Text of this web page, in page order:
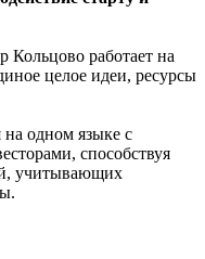
работает на
целое идеи, ресурсы
на одном языке с
способствуя
учитывающих